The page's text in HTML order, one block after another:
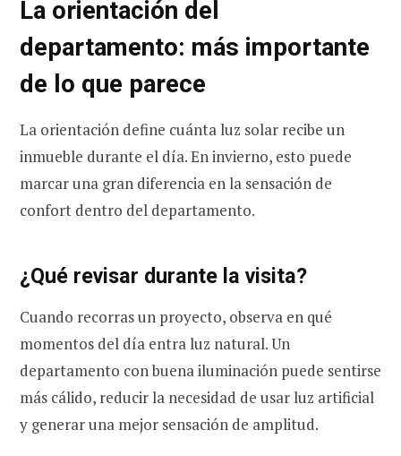
La orientación del
departamento: más importante
de lo que parece
La orientación define cuánta luz solar recibe un
inmueble durante el día. En invierno, esto puede
marcar una gran diferencia en la sensación de
confort dentro del departamento.
¿Qué revisar durante la visita?
Cuando recorras un proyecto, observa en qué
momentos del día entra luz natural. Un
departamento con buena iluminación puede sentirse
más cálido, reducir la necesidad de usar luz artificial
y generar una mejor sensación de amplitud.